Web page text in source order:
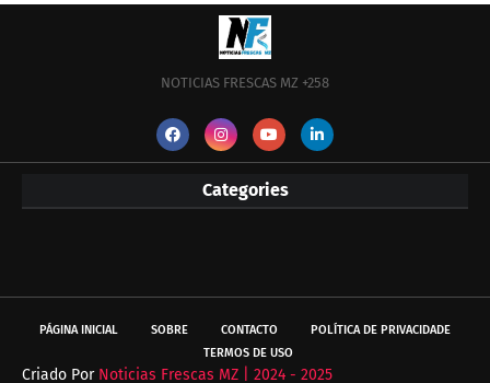
NOTICIAS FRESCAS MZ +258
Categories
PÁGINA INICIAL SOBRE CONTACTO
POLÍTICA DE PRIVACIDADE
TERMOS DE USO
Criado Por Noticias Frescas MZ | 2024 - 2025